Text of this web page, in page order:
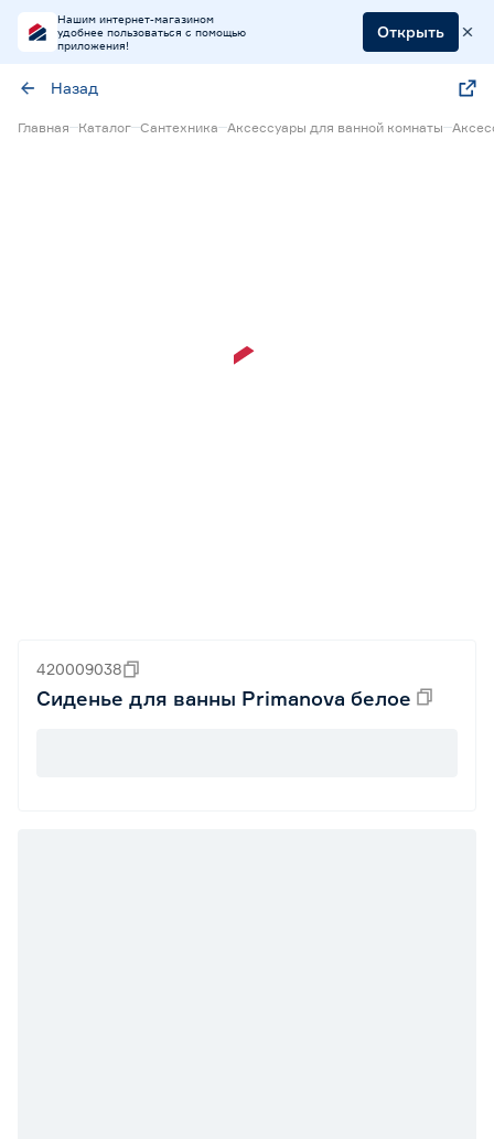
Нашим интернет-магазином
удобнее пользоваться с помощью
приложения!
Открыть
Назад
Главная Каталог Сантехника Аксессуары для ванной комнаты
420009038
Сиденье для ванны Primanova белое